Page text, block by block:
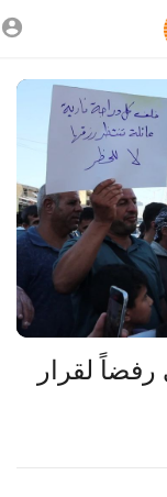
1080p
360p
240p
auto
لقرار